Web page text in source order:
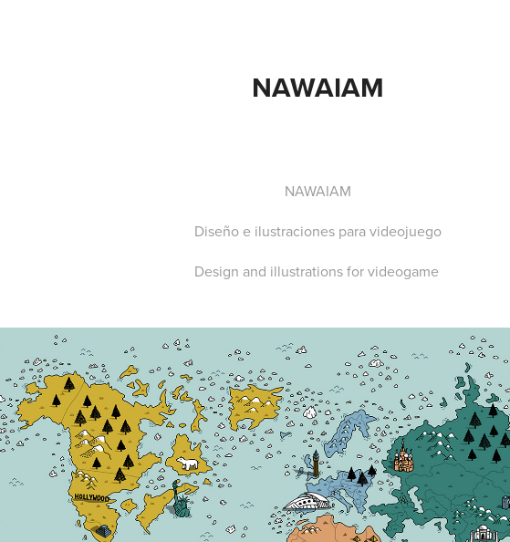
NAWAIAM
NAWAIAM
Diseño e ilustraciones para videojuego
Design and illustrations for videogame